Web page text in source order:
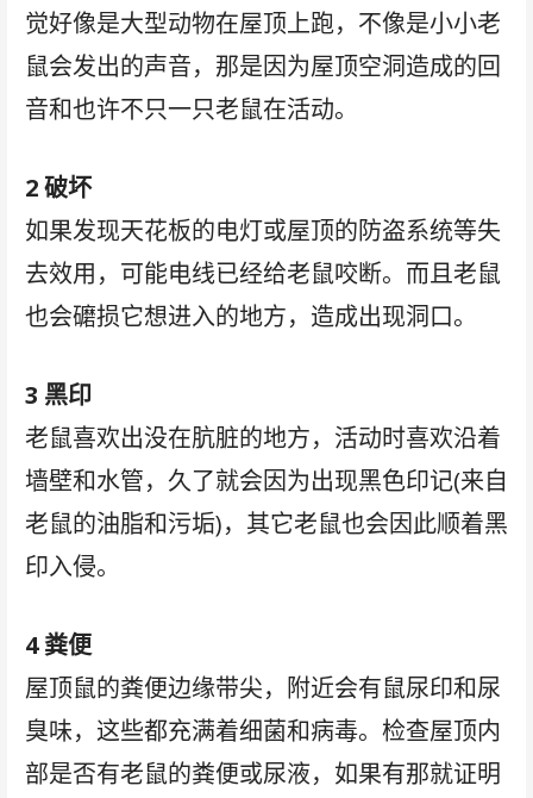
觉好像是大型动物在屋顶上跑，不像是小小老
鼠会发出的声音，那是因为屋顶空洞造成的回
音和也许不只一只老鼠在活动。
2 破坏
如果发现天花板的电灯或屋顶的防盗系统等失
去效用，可能电线已经给老鼠咬断。而且老鼠
也会礳损它想进入的地方，造成出现洞口。
3 黑印
老鼠喜欢出没在肮脏的地方，活动时喜欢沿着
墙壁和水管，久了就会因为出现黑色印记(来自
老鼠的油脂和污垢)，其它老鼠也会因此顺着黑
印入侵。
4 粪便
屋顶鼠的粪便边缘带尖，附近会有鼠尿印和尿
臭味，这些都充满着细菌和病毒。检查屋顶内
部是否有老鼠的粪便或尿液，如果有那就证明